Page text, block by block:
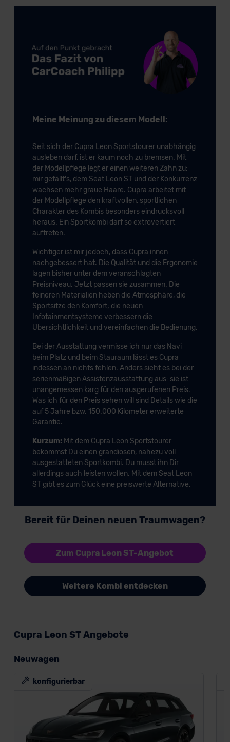
Standarddatenschutzklauseln (Art. 46 Abs. 2 lit. c
DSGVO) oder wenn Sie hierzu Ihre Einwilligung freiwillig
erteilen. Nähere Informationen zu den bestehenden
Datenschutzklauseln können Sie über den Kontakt zu
Meine Meinung zu diesem Modell:
Seit sich der Cupra Leon Sportstourer unabhängig
ausleben darf, ist er kaum noch zu bremsen. Mit
der Modellpflege legt er einen weiteren Zahn zu:
mir gefällt’s, dem Seat Leon ST und der Konkurrenz
wachsen mehr graue Haare. Cupra arbeitet mit
der Modellpflege den kraftvollen, sportlichen
Charakter des Kombis besonders eindrucksvoll
heraus. Ein Sportkombi darf so extrovertiert
auftreten.
Wichtiger ist mir jedoch, dass Cupra innen
nachgebessert hat. Die Qualität und die Ergonomie
lagen bisher unter dem veranschlagten
Preisniveau. Jetzt passen sie zusammen. Die
feineren Materialien heben die Atmosphäre, die
Sportsitze den Komfort; die neuen
Infotainmentsysteme verbessern die
Übersichtlichkeit und vereinfachen die Bedienung.
Bei der Ausstattung vermisse ich nur das Navi –
beim Platz und beim Stauraum lässt es Cupra
indessen an nichts fehlen. Anders sieht es bei der
serienmäßigen Assistenzausstattung aus: sie ist
unangemessen karg für den ausgerufenen Preis.
Was ich für den Preis sehen will sind Details wie die
auf 5 Jahre bzw. 150.000 Kilometer erweiterte
Garantie.
Kurzum: Mit dem Cupra Leon Sportstourer
bekommst Du einen grandiosen, nahezu voll
ausgestatteten Sportkombi. Du musst ihn Dir
allerdings auch leisten wollen. Mit dem Seat Leon
ST gibt es zum Glück eine preiswerte Alternative.
Bereit für Deinen neuen Traumwagen?
Zum Cupra Leon ST-Angebot
Weitere Kombi entdecken
Cupra Leon ST Angebote
Neuwagen
konfigurierbar